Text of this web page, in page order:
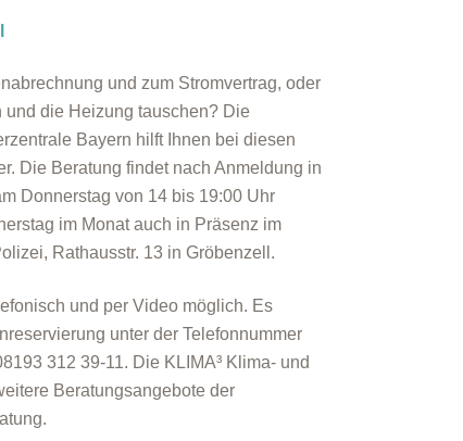
und zum Stromvertrag, oder
die Heizung tauschen? Die
Bayern hilft Ihnen bei diesen
Die Beratung findet nach Anmeldung in
Donnerstag von 14 bis 19:00 Uhr
im Monat auch in Präsenz im
Rathausstr. 13 in Gröbenzell.
und per Video möglich. Es
unter der Telefonnummer
312 39-11. Die KLIMA³ Klima- und
Beratungsangebote der